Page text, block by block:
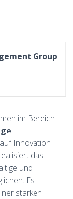
Group
im Bereich
Innovation
das
und
Es
starken